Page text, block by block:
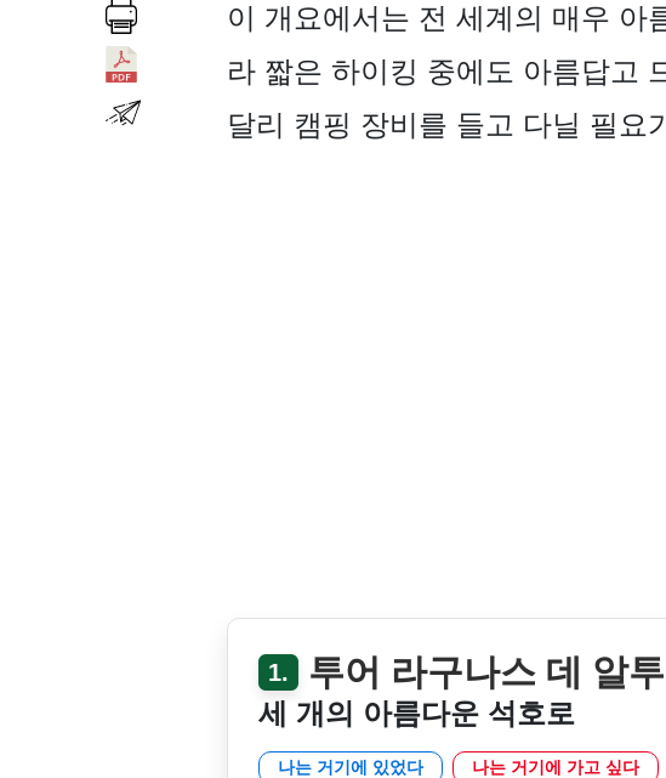
이 개요에서는 전 세계의 매우 아
라 짧은 하이킹 중에도 아름답고
달리 캠핑 장비를 들고 다닐 필요
1. 투어 라구나스 데 알
세 개의 아름다운 석호로
나는 거기에 있었다 나는 거기에 가고 싶다